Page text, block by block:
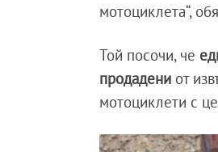
мотоциклета“,
Той посочи, че
продадени от
мотоциклети с